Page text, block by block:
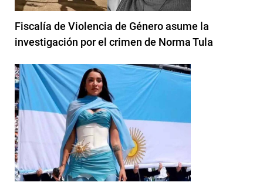
Fiscalía de Violencia de Género asume la
investigación por el crimen de Norma Tula